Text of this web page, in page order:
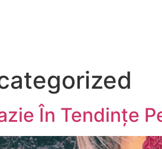
În Tendințe